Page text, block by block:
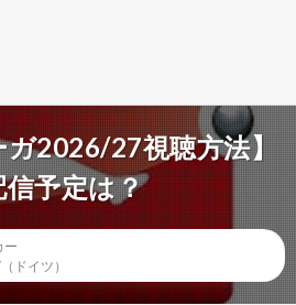
ガ2026/27視聴方法】
予定は？
ー
ドイツ）